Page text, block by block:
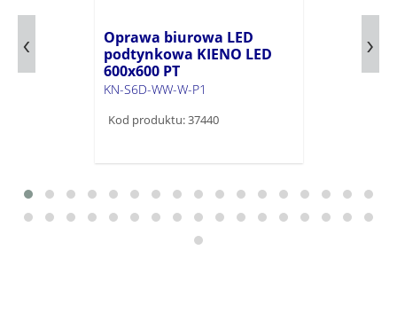
Oprawa biurowa LED
podtynkowa KIENO LED
600x600 PT
KN-S6D-WW-W-P1
Kod produktu: 37440